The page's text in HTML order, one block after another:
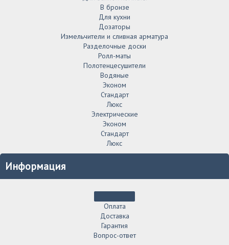
В бронзе
Для кухни
Дозаторы
Измельчители и сливная арматура
Разделочные доски
Ролл-маты
Полотенцесушители
Водяные
Эконом
Стандарт
Люкс
Электрические
Эконом
Стандарт
Люкс
Информация
Оплата
Доставка
Гарантия
Вопрос-ответ